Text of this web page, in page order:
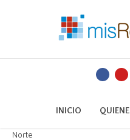
INICIO
Norte